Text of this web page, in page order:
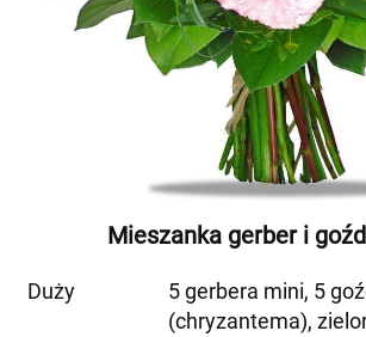
Mieszanka gerber i
Duży
5 gerbera mini, 5
(chryzantema),